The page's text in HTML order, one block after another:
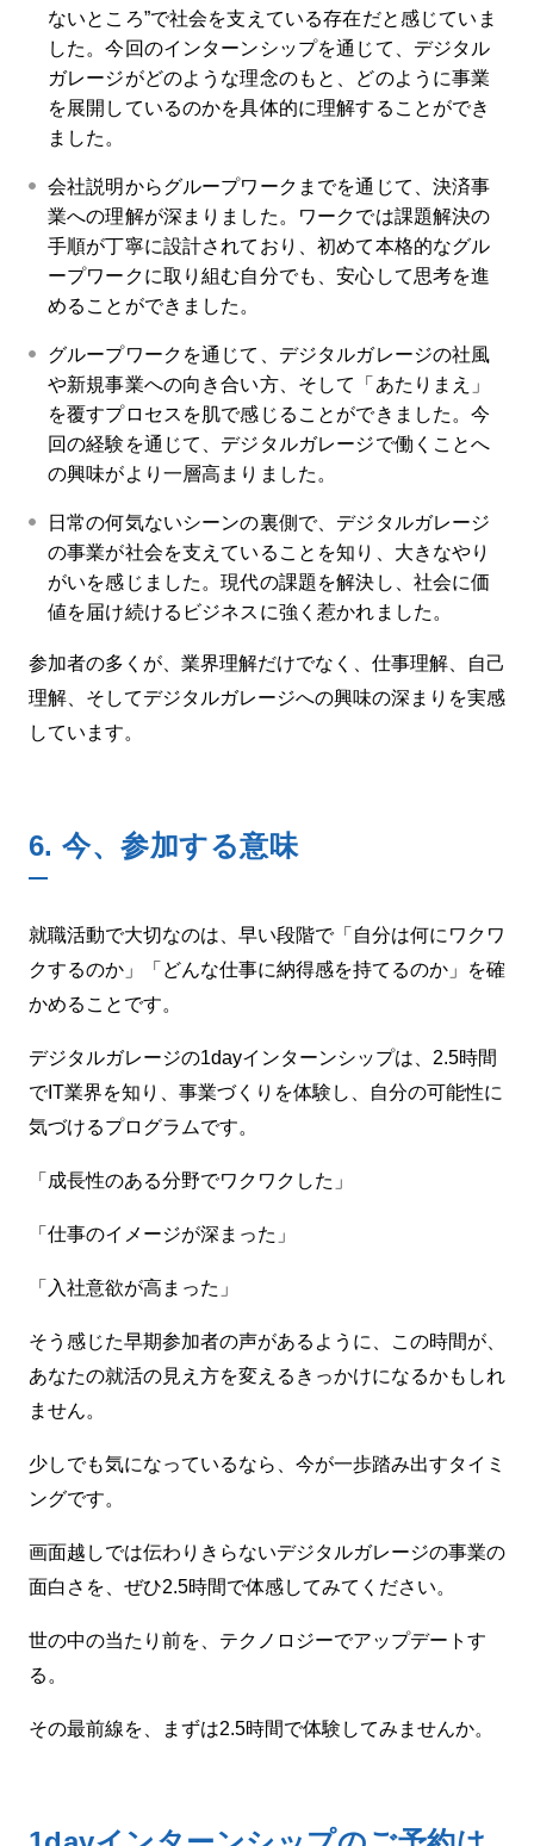
ないところ”で社会を支えている存在だと感じていま
した。今回のインターンシップを通じて、デジタル
ガレージがどのような理念のもと、どのように事業
を展開しているのかを具体的に理解することができ
ました。
会社説明からグループワークまでを通じて、決済事
業への理解が深まりました。ワークでは課題解決の
手順が丁寧に設計されており、初めて本格的なグル
ープワークに取り組む自分でも、安心して思考を進
めることができました。
グループワークを通じて、デジタルガレージの社風
や新規事業への向き合い方、そして「あたりまえ」
を覆すプロセスを肌で感じることができました。今
回の経験を通じて、デジタルガレージで働くことへ
の興味がより一層高まりました。
日常の何気ないシーンの裏側で、デジタルガレージ
の事業が社会を支えていることを知り、大きなやり
がいを感じました。現代の課題を解決し、社会に価
値を届け続けるビジネスに強く惹かれました。
参加者の多くが、業界理解だけでなく、仕事理解、自己
理解、そしてデジタルガレージへの興味の深まりを実感
しています。
6.今、参加する意味
就職活動で大切なのは、早い段階で「自分は何にワクワ
クするのか」「どんな仕事に納得感を持てるのか」を確
かめることです。
デジタルガレージの1dayインターンシップは、2.5時間
でIT業界を知り、事業づくりを体験し、自分の可能性に
気づけるプログラムです。
「成長性のある分野でワクワクした」
「仕事のイメージが深まった」
「入社意欲が高まった」
そう感じた早期参加者の声があるように、この時間が、
あなたの就活の見え方を変えるきっかけになるかもしれ
ません。
少しでも気になっているなら、今が一歩踏み出すタイミ
ングです。
画面越しでは伝わりきらないデジタルガレージの事業の
面白さを、ぜひ2.5時間で体感してみてください。
世の中の当たり前を、テクノロジーでアップデートす
る。
その最前線を、まずは2.5時間で体験してみませんか。